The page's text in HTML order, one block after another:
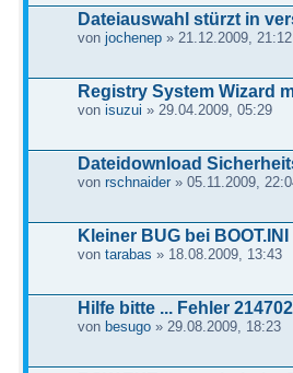
Dateiauswahl stürzt in
von jochenep» 21.12.2009, 21:12
Registry System Wizard
von isuzui » 29.04.2009, 05:29
Dateidownload
von rschnaider» 05.11.2009,
Kleiner BUG bei
von tarabas » 18.08.2009, 13:43
Hilfe bitte ... Fehler
von besugo» 29.08.2009, 18:23